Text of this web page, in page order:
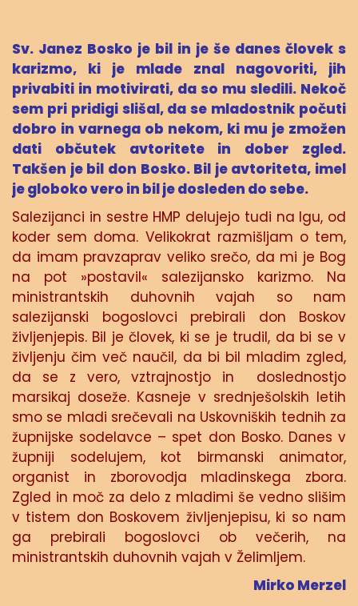
Sv. Janez Bosko je bil in je še danes človek s
karizmo, ki je mlade znal nagovoriti, jih
privabiti in motivirati, da so mu sledili. Nekoč
sem pri pridigi slišal, da se mladostnik počuti
dobro in varnega ob nekom, ki mu je zmožen
dati občutek avtoritete in dober zgled.
Takšen je bil don Bosko. Bil je avtoriteta, imel
je globoko vero in bil je dosleden do sebe.
Salezijanci in sestre HMP delujejo tudi na Igu, od
koder sem doma. Velikokrat razmišljam o tem,
da imam pravzaprav veliko srečo, da mi je Bog
na pot »postavil« salezijansko karizmo. Na
ministrantskih duhovnih vajah so nam
salezijanski bogoslovci prebirali don Boskov
življenjepis. Bil je človek, ki se je trudil, da bi se v
življenju čim več naučil, da bi bil mladim zgled,
da se z vero, vztrajnostjo in doslednostjo
marsikaj doseže. Kasneje v srednješolskih letih
smo se mladi srečevali na Uskovniških tednih za
župnijske sodelavce – spet don Bosko. Danes v
župniji sodelujem, kot birmanski animator,
organist in zborovodja mladinskega zbora.
Zgled in moč za delo z mladimi še vedno slišim
v tistem don Boskovem življenjepisu, ki so nam
ga prebirali bogoslovci ob večerih, na
ministrantskih duhovnih vajah v Želimljem.
Mirko Merzel